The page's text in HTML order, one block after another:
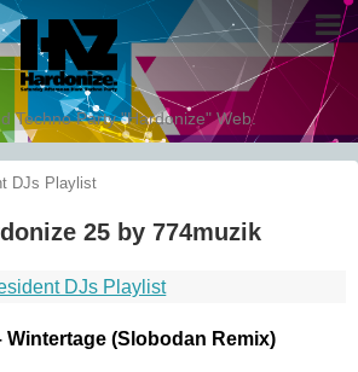
Techno Party "Hardonize" Web.
DJs Playlist
25 by 774muzik
DJs Playlist
Wintertage (Slobodan Remix)